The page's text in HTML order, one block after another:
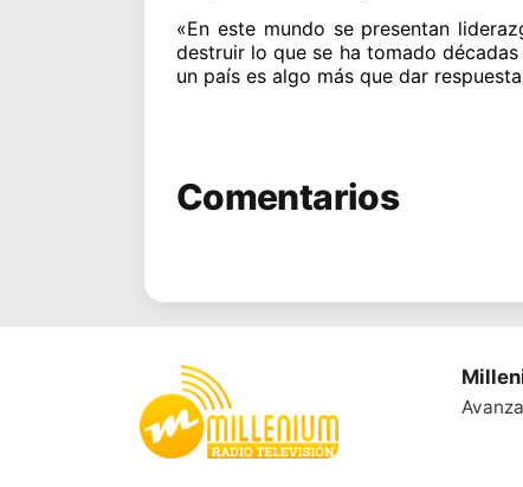
«En este mundo se presentan
destruir lo que se ha tomado
un país es algo más que dar
Comentarios